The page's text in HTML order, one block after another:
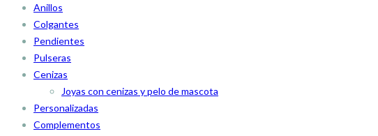
Anillos
Colgantes
Pendientes
Pulseras
Cenizas
Joyas con cenizas y pelo de mascota
Personalizadas
Complementos